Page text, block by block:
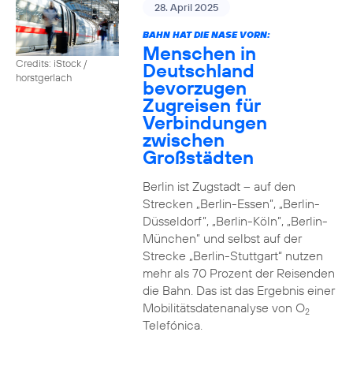
Credits: iStock /
horstgerlach
28. April 2025
BAHN HAT DIE NASE VORN:
Menschen in
Deutschland
bevorzugen
Zugreisen für
Verbindungen
zwischen
Großstädten
Berlin ist Zugstadt – auf den
Strecken „Berlin-Essen”, „Berlin-
Düsseldorf”, „Berlin-Köln”, „Berlin-
München” und selbst auf der
Strecke „Berlin-Stuttgart“ nutzen
mehr als 70 Prozent der Reisenden
die Bahn. Das ist das Ergebnis einer
Mobilitätsdatenanalyse von O2
Telefónica.